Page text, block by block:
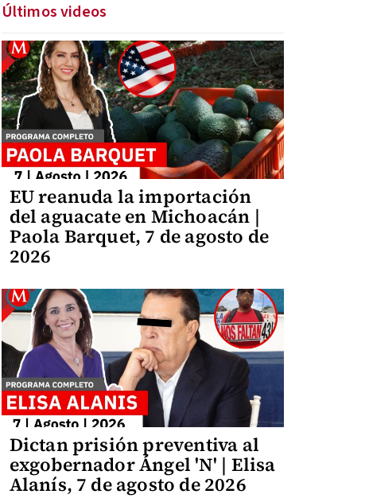
Últimos videos
EU reanuda la importación
del aguacate en Michoacán |
Paola Barquet, 7 de agosto de
2026
Dictan prisión preventiva al
exgobernador Ángel 'N' | Elisa
Alanís, 7 de agosto de 2026